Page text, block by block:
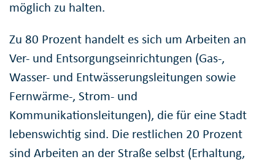
möglich zu halten.
Zu 80 Prozent handelt es sich um Arbeiten an
Ver- und Entsorgungseinrichtungen (Gas-,
Wasser- und Entwässerungsleitungen sowie
Fernwärme-, Strom- und
Kommunikationsleitungen), die für eine Stadt
lebenswichtig sind. Die restlichen 20 Prozent
sind Arbeiten an der Straße selbst (Erhaltung,